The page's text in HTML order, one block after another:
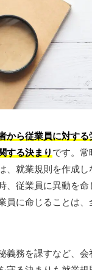
から従業員に対す
する決まりです。常
、就業規則を作成
、従業員に異動を
員に命じることは
義務を課すなど、会